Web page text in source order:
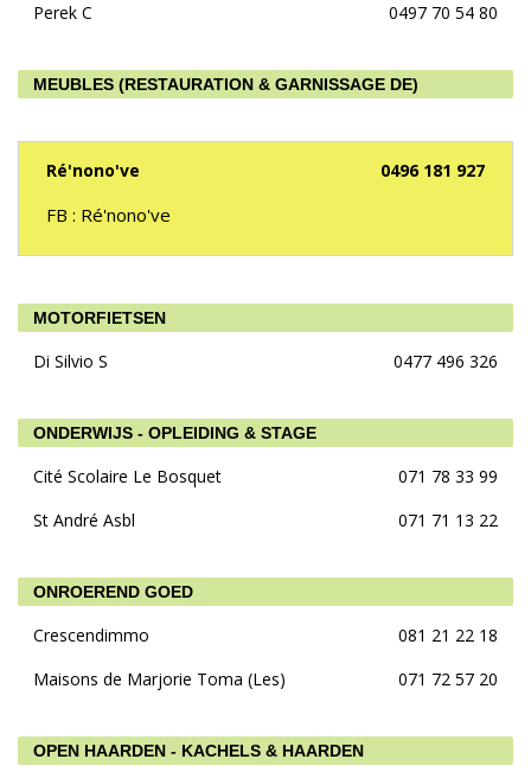
Perek C 0497 70 54 80
MEUBLES (RESTAURATION & GARNISSAGE DE)
Ré'nono've 0496 181 927
FB : Ré'nono've
MOTORFIETSEN
Di Silvio S 0477 496 326
ONDERWIJS - OPLEIDING & STAGE
Cité Scolaire Le Bosquet
071 78 33 99
St André Asbl
071 71 13 22
ONROEREND GOED
Crescendimmo
081 21 22 18
Maisons de Marjorie Toma (Les)
071 72 57 20
OPEN HAARDEN - KACHELS & HAARDEN